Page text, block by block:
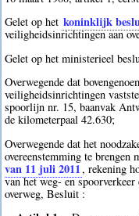
Gelet op het koninklijk
veiligheidsinrichtingen aan
Gelet op het ministerieel
Overwegende dat
veiligheidsinrichtingen
spoorlijn nr. 15, baanvak
de kilometerpaal 42.630;
Overwegende dat het
overeenstemming te brengen
van 11 juli 2011, rekening
van het weg- en
overweg, Besluit :